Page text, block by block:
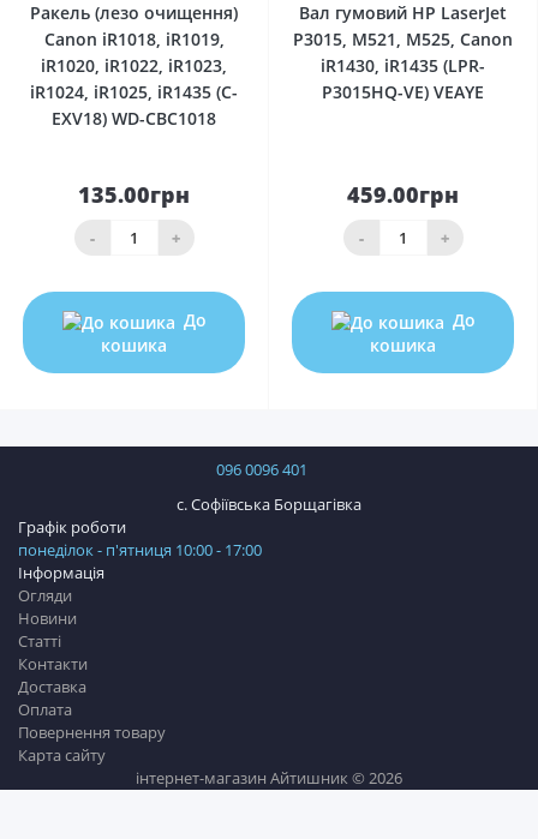
Ракель (лезо очищення)
Canon iR1018, iR1019,
iR1020, iR1022, iR1023,
iR1024, iR1025, iR1435 (C-
EXV18) WD-CBC1018
135.00грн
- +
До
кошика
Вал гумовий HP LaserJet
P3015, M521, M525, Canon
iR1430, iR1435 (LPR-
P3015HQ-VE) VEAYE
459.00грн
- +
До
кошика
096 0096 401
с. Софіївська Борщагівка
Інформація
Огляди
Новини
Статті
Контакти
Доставка
Оплата
Повернення товару
Карта сайту
Графік роботи
понеділок - п'ятниця 10:00 - 17:00
інтернет-магазин Айтишник © 2026